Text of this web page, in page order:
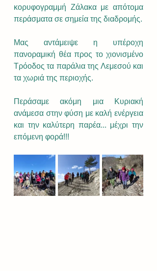
κορυφογραμμή Ζάλακα με απότομα
Μας αντάμειψε η υπέροχη
πανοραμική θέα προς το χιονισμένο
Τρόοδος τα παράλια της Λεμεσού και
τα χωριά της περιοχής.
Περάσαμε ακόμη μια Κυριακή
ανάμεσα στην φύση με καλή ενέργεια
και την καλύτερη παρέα... μέχρι την
επόμενη φορά!!!